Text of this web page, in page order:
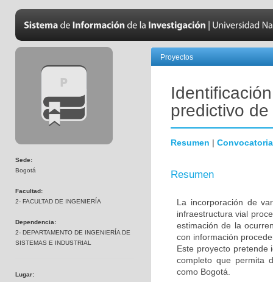
Sede:
Bogotá
Facultad:
2- FACULTAD DE INGENIERÍA
Dependencia:
2- DEPARTAMENTO DE INGENIERÍA DE
SISTEMAS E INDUSTRIAL
Lugar:
Proyectos
predictivo
Resumen | Convocatoria
Resumen
La incorporación de
infraestructura vial
estimación de la
con información
Este proyecto pretende
completo que permita
como Bogotá.